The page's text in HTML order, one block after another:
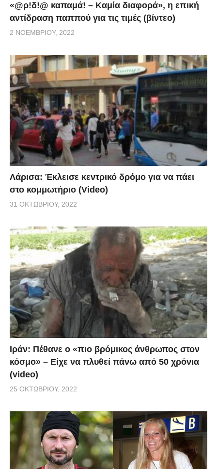
«@ρ!δ!@ καπαμά! – Καμία διαφορά», η επική
αντίδραση παππού για τις τιμές (βίντεο)
2 ΝΟΕΜΒΡΊΟΥ, 2022
Λάρισα: Έκλεισε κεντρικό δρόμο για να πάει
στο κομμωτήριο (Video)
31 ΟΚΤΩΒΡΊΟΥ, 2022
Ιράν: Πέθανε ο «πιο βρόμικος άνθρωπος στον
κόσμο» – Είχε να πλυθεί πάνω από 50 χρόνια
(video)
25 ΟΚΤΩΒΡΊΟΥ, 2022